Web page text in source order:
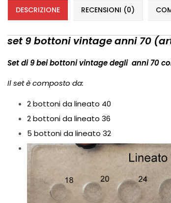
DESCRIZIONE RECENSIONI (0)
set 9 bottoni vintage anni 70
Setdi 9 bei bottoni vintage degli anni 70
Il set è composto da:
2 bottoni da lineato 40
2 bottoni da lineato 36
5 bottoni da lineato 32